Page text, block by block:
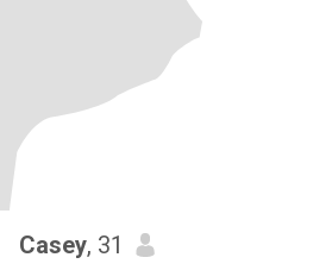
Casey, 31